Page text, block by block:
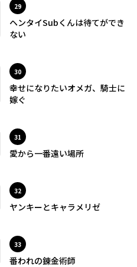
29位
ヘンタイSubくんは待てができ
ない
30位
幸せになりたいオメガ、騎士に
嫁ぐ
31 位
愛から一番遠い場所
32位
ヤンキーとキャラメリゼ
33位
番われの錬金術師